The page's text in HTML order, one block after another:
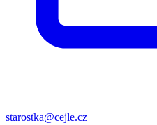
starostka@cejle.cz